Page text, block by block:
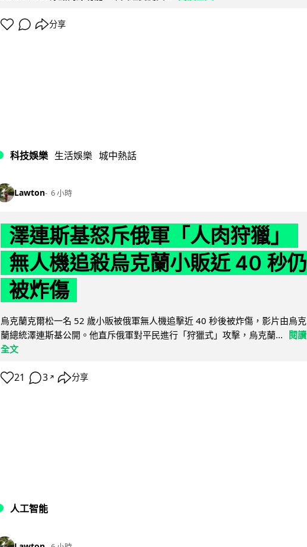
分享
科技娛樂 生活娛樂 城中熱話
Lawton 6 小時
澤連斯基怒斥俄軍「人肉狩獵」
無人機追殺烏克蘭小販近 40 秒仍
被炸傷
烏克蘭克爾松一名 52 歲小販被俄軍無人機追擊近 40 秒後被炸傷，影片由烏克
蘭總統澤連斯基公開。他直斥俄軍對平民進行「狩獵式」攻擊，烏克蘭... 閱讀
全文
21 3 ↗ 分享
人工智能